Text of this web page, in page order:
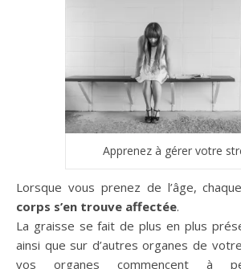
Apprenez à gérer votre
Lorsque vous prenez de l’âge,
corps s’en trouve affectée.
La graisse se fait de plus en plus
ainsi que sur d’autres organes de
vos organes commencent à